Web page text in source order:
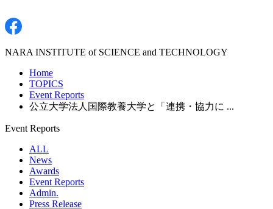
NARA INSTITUTE of SCIENCE and TECHNOLOGY
Home
TOPICS
Event Reports
公立大学法人国際教養大学と「連携・協力に ...
Event Reports
ALL
News
Awards
Event Reports
Admin.
Press Release